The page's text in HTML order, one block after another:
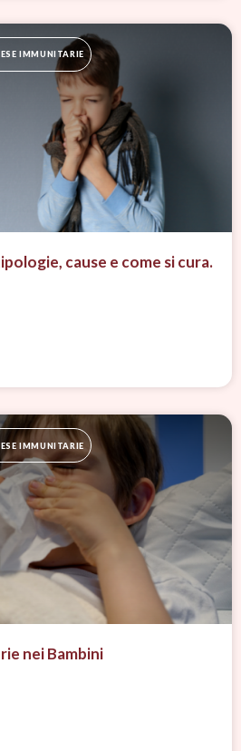
IMMUNITARIE
cause e come si cura.
IMMUNITARIE
nei Bambini